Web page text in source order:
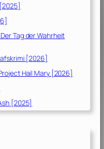
Tag der Wahrheit
[2026]
Hail Mary [2026]
[2025]